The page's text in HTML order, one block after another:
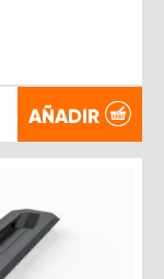
AÑADIR